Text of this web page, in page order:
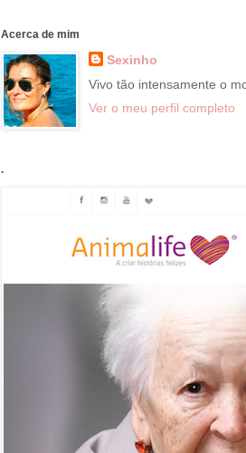
Acerca de mim
Sexinho
Vivo tão intensamente o
Ver o meu perfil completo
.